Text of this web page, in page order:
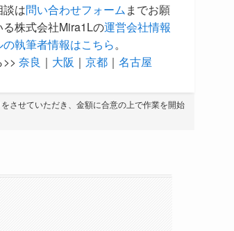
は問い合わせフォームまでお願
株式会社Mira1Lの運営会社情報
執筆者情報はこちら。
>>奈良 ｜ 大阪 ｜京都 ｜名古屋
させていただき、金額に合意の上で作業を開始